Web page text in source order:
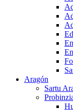
Aragón
Sartu